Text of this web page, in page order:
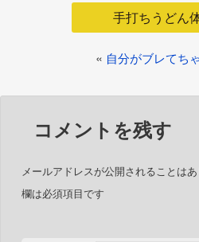
手打ちうどん
« 自分がブレてち
コメントを残す
メールアドレスが公開されることはあ
欄は必須項目です